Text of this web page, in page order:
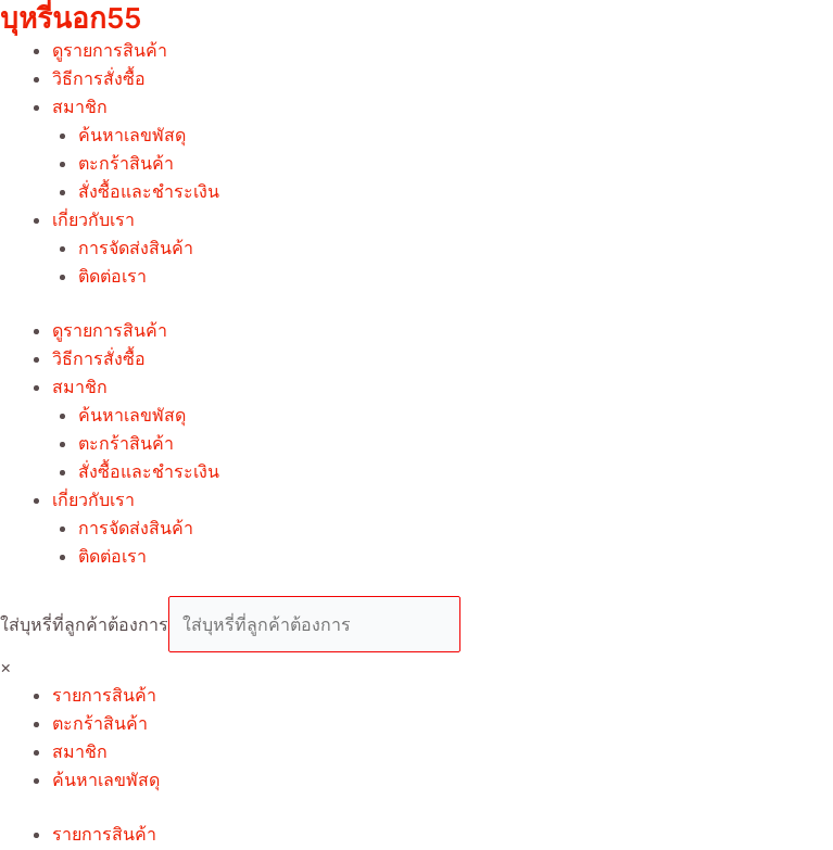
Skip
to
content
บุหรี่นอก55
ดูรายการสินค้า
วิธีการสั่งซื้อ
สมาชิก
ค้นหาเลขพัสดุ
ตะกร้าสินค้า
สั่งซื้อและชำระเงิน
เกี่ยวกับเรา
การจัดส่งสินค้า
ติดต่อเรา
ดูรายการสินค้า
วิธีการสั่งซื้อ
สมาชิก
ค้นหาเลขพัสดุ
ตะกร้าสินค้า
สั่งซื้อและชำระเงิน
เกี่ยวกับเรา
การจัดส่งสินค้า
ติดต่อเรา
ใส่บุหรี่ที่ลูกค้าต้องการ
×
รายการสินค้า
ตะกร้าสินค้า
สมาชิก
ค้นหาเลขพัสดุ
รายการสินค้า